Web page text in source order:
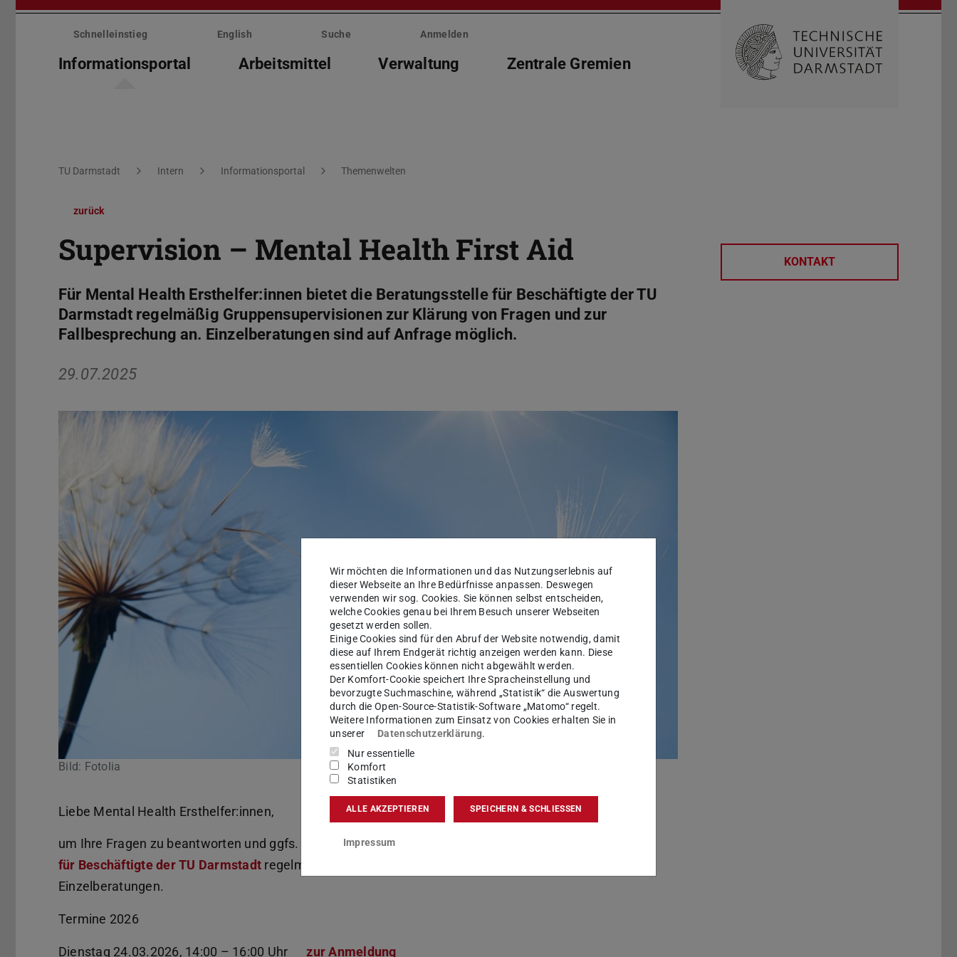
Menü
überspringenSchnelleinstieg English Suche Anmelden
Informationsportal Arbeitsmittel Verwaltung Zentrale Gremien Suche öffnen
Sie befinden sich hier:
TU Darmstadt Intern Informationsportal Themenwelten
zurück
Supervision – Mental Health First Aid
Für Mental Health Ersthelfer:innen bietet die Beratungsstelle für Beschäftigte der TU
Darmstadt regelmäßig Gruppensupervisionen zur Klärung von Fragen und zur
Fallbesprechung an. Einzelberatungen sind auf Anfrage möglich.
29.07.2025
Bild: Fotolia
Liebe Mental Health Ersthelfer:innen,
um Ihre Fragen zu beantworten und ggfs. Fälle zu besprechen, bietet die
für Beschäftigte der TU Darmstadt regelmäßig Gruppensupervisionen an und auf Anfrage
Einzelberatungen.
Termine 2026
Dienstag 24.03.2026, 14:00 – 16:00 Uhr zur Anmeldung
KONTAKT
Wir möchten die Informationen und das Nutzungserlebnis auf
dieser Webseite an Ihre Bedürfnisse anpassen. Deswegen
verwenden wir sog. Cookies. Sie können selbst entscheiden,
welche Cookies genau bei Ihrem Besuch unserer Webseiten
gesetzt werden sollen.
Einige Cookies sind für den Abruf der Website notwendig, damit
diese auf Ihrem Endgerät richtig anzeigen werden kann. Diese
essentiellen Cookies können nicht abgewählt werden.
Der Komfort-Cookie speichert Ihre Spracheinstellung und
bevorzugte Suchmaschine, während „Statistik“ die Auswertung
durch die Open-Source-Statistik-Software „Matomo“ regelt.
Weitere Informationen zum Einsatz von Cookies erhalten Sie in
unserer
Datenschutzerklärung.
Nur essentielle
Komfort
Statistiken
ALLE AKZEPTIEREN SPEICHERN & SCHLIESSEN
Impressum